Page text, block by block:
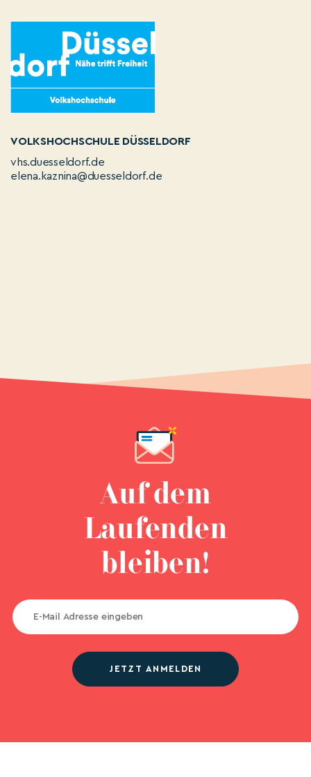
VOLKSHOCHSCHULE DÜSSELDORF
vhs.duesseldorf.de
elena.kaznina@duesseldorf.de
Auf dem
Laufenden
bleiben!
JETZT ANMELDEN